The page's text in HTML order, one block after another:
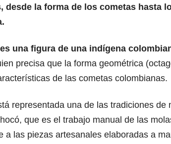
desde la forma de los cometas hasta
una figura de una indígena
precisa que la forma geométrica
de las cometas colombianas.
representada una de las tradiciones de
que es el trabajo manual de las
a las piezas artesanales elaboradas a